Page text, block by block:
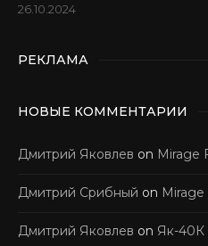
26.10.2024
РЕКЛАМА
НОВЫЕ КОММЕНТАРИИ
Дмитрий Яковлев on Mirage
Дмитрий Срибный on
Дмитрий Яковлев on Як-40К